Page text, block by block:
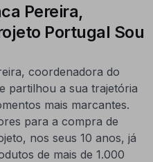
Pereira,
Portugal Sou
coordenadora do
partilhou a sua trajetória
mais marcantes.
para a compra de
nos seus 10 anos, já
de mais de 1.000